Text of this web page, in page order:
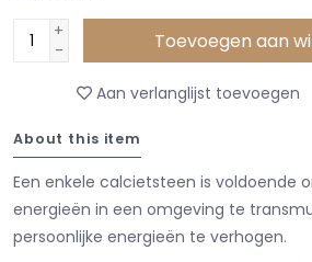
+
-
Toevoegen aan
Aan verlanglijst toevoegen
About this item
Een enkele calcietsteen is voldoende
energieën in een omgeving te
persoonlijke energieën te verhogen.